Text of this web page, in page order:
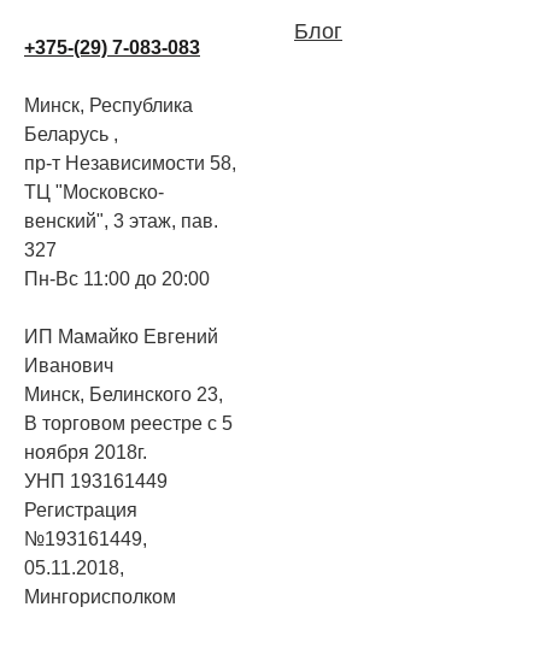
+375-(29) 7-083-083
Минск, Республика
Беларусь ,
пр-т Независимости 58,
ТЦ "Московско-
венский", 3 этаж, пав.
327
Пн-Вс 11:00 до 20:00
ИП Мамайко Евгений
Иванович
Минск, Белинского 23,
В торговом реестре с 5
ноября 2018г.
УНП 193161449
Регистрация
№193161449,
05.11.2018,
Мингорисполком
Блог